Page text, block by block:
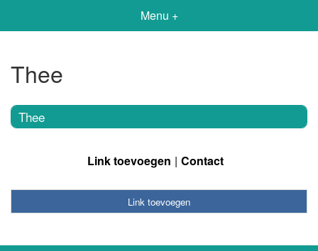
Menu +
Thee
Thee
Link toevoegen Contact
Link toevoegen